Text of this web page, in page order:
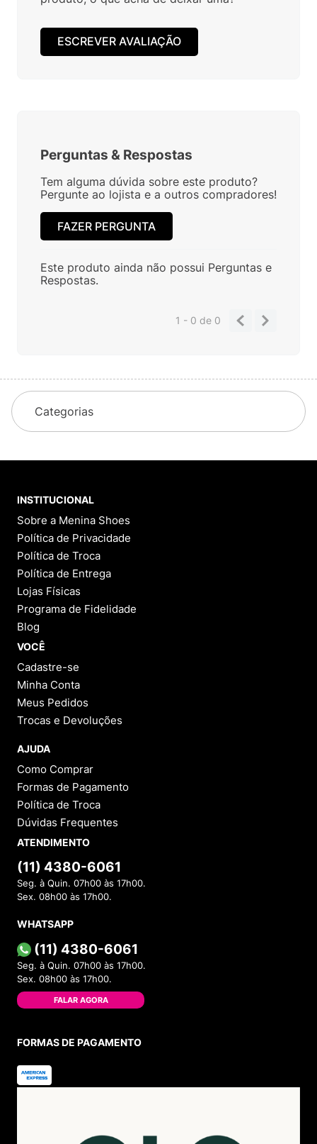
ESCREVER AVALIAÇÃO
Perguntas & Respostas
Tem alguma dúvida sobre este produto?
Pergunte ao lojista e a outros compradores!
FAZER PERGUNTA
Este produto ainda não possui Perguntas e
Respostas.
1 - 0de 0
Categorias
INSTITUCIONAL
Sobre a Menina Shoes
Política de Privacidade
Política de Troca
Política de Entrega
Lojas Físicas
Programa de Fidelidade
Blog
VOCÊ
Cadastre-se
Minha Conta
Meus Pedidos
Trocas e Devoluções
AJUDA
Como Comprar
Formas de Pagamento
Política de Troca
Dúvidas Frequentes
ATENDIMENTO
(11) 4380-6061
Seg. à Quin. 07h00 às 17h00.
Sex. 08h00 às 17h00.
WHATSAPP
(11) 4380-6061
Seg. à Quin. 07h00 às 17h00.
Sex. 08h00 às 17h00.
FALAR AGORA
FORMAS DE PAGAMENTO